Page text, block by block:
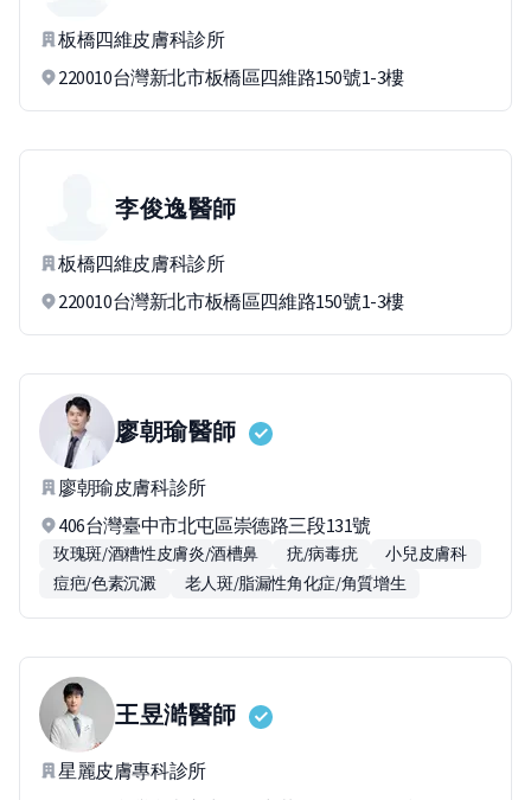
板橋四維皮膚科診所
220010台灣新北市板橋區四維路150號1-3樓
李俊逸醫師
板橋四維皮膚科診所
220010台灣新北市板橋區四維路150號1-3樓
廖朝瑜醫師
廖朝瑜皮膚科診所
406台灣臺中市北屯區崇德路三段131號
玫瑰斑/酒糟性皮膚炎/酒槽鼻 疣/病毒疣
小兒皮膚科
痘疤/色素沉澱
老人斑/脂漏性角化症/角質增生
王昱澔醫師
星麗皮膚專科診所